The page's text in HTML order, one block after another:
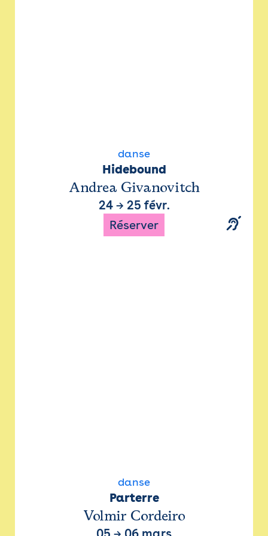
danse
Hidebound
Andrea Givanovitch
24→ 25 févr.
Réserver
danse
Parterre
Volmir Cordeiro